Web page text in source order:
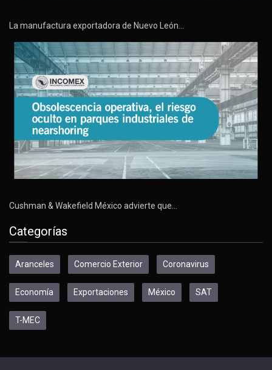
La manufactura exportadora de Nuevo León…
Cushman & Wakefield México advierte que…
Categorías
Aranceles Comercio Exterior Coronavirus
Economía Exportaciones México SAT
T-MEC